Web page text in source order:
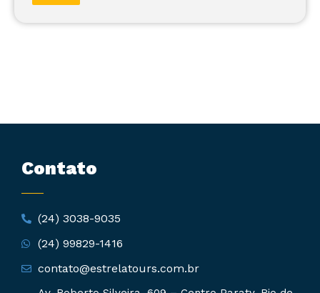
Contato
(24) 3038-9035
(24) 99829-1416
contato@estrelatours.com.br